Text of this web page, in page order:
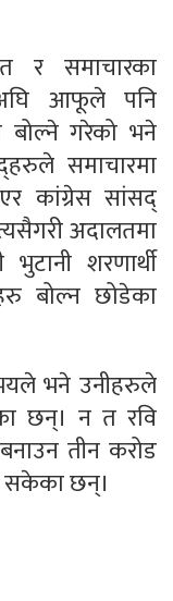
र समाचारका
आफूले पनि
बोल्‍ने गरेको भने
समाचारमा
कांग्रेस सांसद्
अदालतमा
शरणार्थी
बोल्‍न छोडेका
भने उनीहरुले
छन्। न त रवि
तीन करोड
सकेका छन्।